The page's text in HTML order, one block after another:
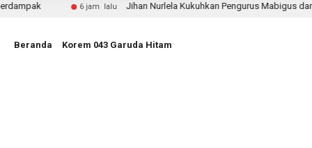
6 jam lalu Jihan Nurlela Kukuhkan Pengurus Mabigus dan
Beranda Korem 043 Garuda Hitam